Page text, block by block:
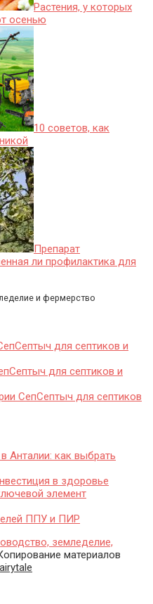
Растения, у которых
осенью
10 советов, как
Препарат
ли профилактика для
и фермерство
для септиков и
для септиков и
СепСептыч для септиков
Анталии: как выбрать
в здоровье
элемент
ППУ и ПИР
земледелие,
материалов